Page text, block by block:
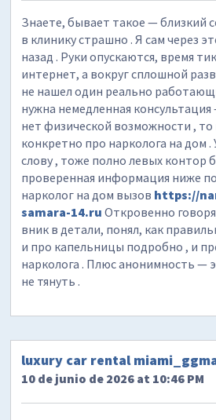
Знаете, бывает такое — близкий
в клинику страшно . Я сам через
назад . Руки опускаются, время
интернет, а вокруг сплошной
не нашел один реально
нужна немедленная
нет физической возможности ,
конкретно про нарколога на дом .
слову , тоже полно левых контор
проверенная информация ниже
нарколог на дом вызов https://
samara-14.ru Откровенно
вник в детали, понял, как
и про капельницы подробно , и
нарколога . Плюс анонимность —
не тянуть .
luxury car rental
10 de junio de 2026 at 10:46 PM